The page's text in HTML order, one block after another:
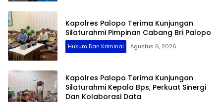
Kapolres Palopo Terima Kunjungan
Silaturahmi Pimpinan Cabang Bri Palopo
Hukum Dan Kriminal Agustus 6, 2026
Kapolres Palopo Terima Kunjungan
Silaturahmi Kepala Bps, Perkuat Sinergi
Dan Kolaborasi Data